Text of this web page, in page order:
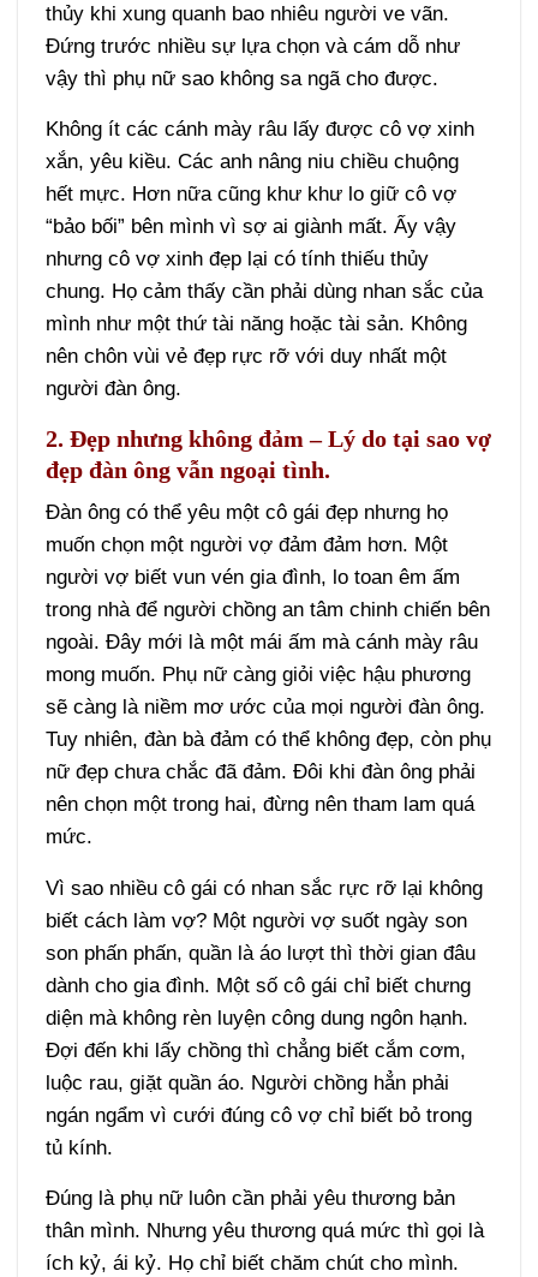
thủy khi xung quanh bao nhiêu người ve vãn.
Đứng trước nhiều sự lựa chọn và cám dỗ như
vậy thì phụ nữ sao không sa ngã cho được.
Không ít các cánh mày râu lấy được cô vợ xinh
xắn, yêu kiều. Các anh nâng niu chiều chuộng
hết mực. Hơn nữa cũng khư khư lo giữ cô vợ
“bảo bối” bên mình vì sợ ai giành mất. Ấy vậy
nhưng cô vợ xinh đẹp lại có tính thiếu thủy
chung. Họ cảm thấy cần phải dùng nhan sắc của
mình như một thứ tài năng hoặc tài sản. Không
nên chôn vùi vẻ đẹp rực rỡ với duy nhất một
người đàn ông.
2. Đẹp nhưng không đảm – Lý do tại sao vợ
đẹp đàn ông vẫn ngoại tình.
Đàn ông có thể yêu một cô gái đẹp nhưng họ
muốn chọn một người vợ đảm đảm hơn. Một
người vợ biết vun vén gia đình, lo toan êm ấm
trong nhà để người chồng an tâm chinh chiến bên
ngoài. Đây mới là một mái ấm mà cánh mày râu
mong muốn. Phụ nữ càng giỏi việc hậu phương
sẽ càng là niềm mơ ước của mọi người đàn ông.
Tuy nhiên, đàn bà đảm có thể không đẹp, còn phụ
nữ đẹp chưa chắc đã đảm. Đôi khi đàn ông phải
nên chọn một trong hai, đừng nên tham lam quá
mức.
Vì sao nhiều cô gái có nhan sắc rực rỡ lại không
biết cách làm vợ? Một người vợ suốt ngày son
son phấn phấn, quần là áo lượt thì thời gian đâu
dành cho gia đình. Một số cô gái chỉ biết chưng
diện mà không rèn luyện công dung ngôn hạnh.
Đợi đến khi lấy chồng thì chẳng biết cắm cơm,
luộc rau, giặt quần áo. Người chồng hẳn phải
ngán ngẩm vì cưới đúng cô vợ chỉ biết bỏ trong
tủ kính.
Đúng là phụ nữ luôn cần phải yêu thương bản
thân mình. Nhưng yêu thương quá mức thì gọi là
ích kỷ, ái kỷ. Họ chỉ biết chăm chút cho mình.